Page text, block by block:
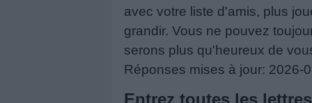
avec votre liste d'amis, plus
grandir. Vous ne pouvez
serons plus qu'heureux de
Réponses mises à jour: 2026-
Entrez toutes les